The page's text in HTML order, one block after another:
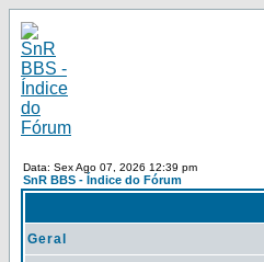
Data: Sex Ago 07, 2026 12:39 pm
SnR BBS - Índice do Fórum
Geral